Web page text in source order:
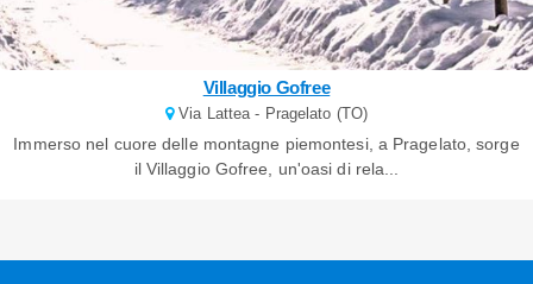
Villaggio Gofree
Via Lattea - Pragelato (TO)
Immerso nel cuore delle montagne piemontesi, a Pragelato, sorge
il Villaggio Gofree, un'oasi di rela...